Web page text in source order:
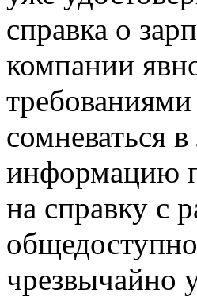
справка о
компании
сомневаться
информацию
на справку с
чрезвычайно